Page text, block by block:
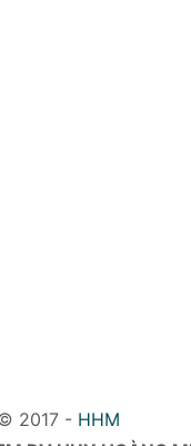
2017 - HHM